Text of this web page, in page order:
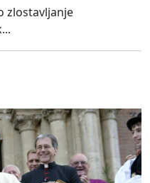
zlostavljanje